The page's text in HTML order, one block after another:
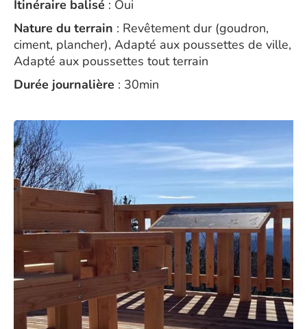
Itinéraire balisé : Oui
Nature du terrain : Revêtement dur (goudron,
ciment, plancher), Adapté aux poussettes de ville,
Adapté aux poussettes tout terrain
Durée journalière : 30min